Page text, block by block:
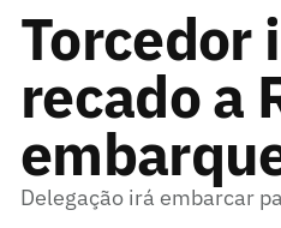
Torcedor
recado a
Delegação irá embarcar